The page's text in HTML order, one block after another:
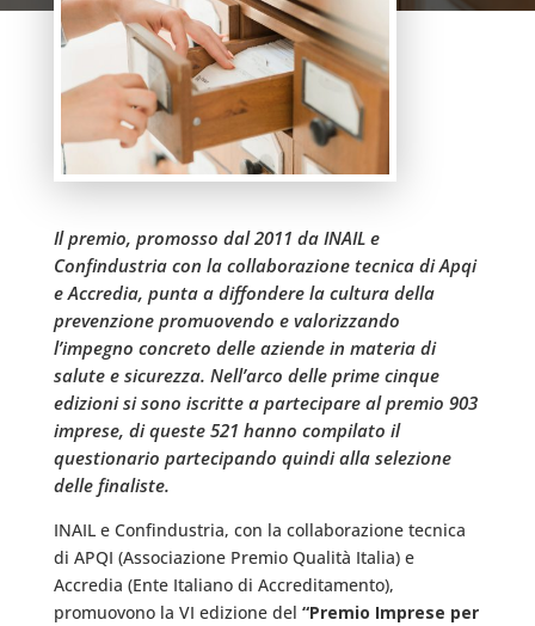
Il premio, promosso dal 2011 da INAIL e
Confindustria con la collaborazione tecnica di Apqi
e Accredia, punta a diffondere la cultura della
prevenzione promuovendo e valorizzando
l’impegno concreto delle aziende in materia di
salute e sicurezza. Nell’arco delle prime cinque
edizioni si sono iscritte a partecipare al premio 903
imprese, di queste 521 hanno compilato il
questionario partecipando quindi alla selezione
delle finaliste.
INAIL e Confindustria, con la collaborazione tecnica
di APQI (Associazione Premio Qualità Italia) e
Accredia (Ente Italiano di Accreditamento),
promuovono la VI edizione del “Premio Imprese per